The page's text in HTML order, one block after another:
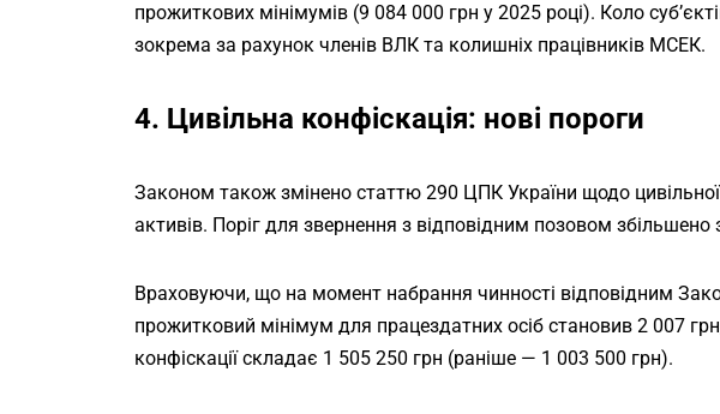
прожиткових мінімумів (9 084 000 грн у 2025 році). Коло
зокрема за рахунок членів ВЛК та колишніх працівників МСЕК.
4. Цивільна конфіскація: нові пороги
Законом також змінено статтю 290 ЦПК України щодо цивільної
активів. Поріг для звернення з відповідним позовом
Враховуючи, що на момент набрання чинності відповідним
прожитковий мінімум для працездатних осіб становив 2 007
конфіскації складає 1 505 250 грн (раніше — 1 003 500 грн).